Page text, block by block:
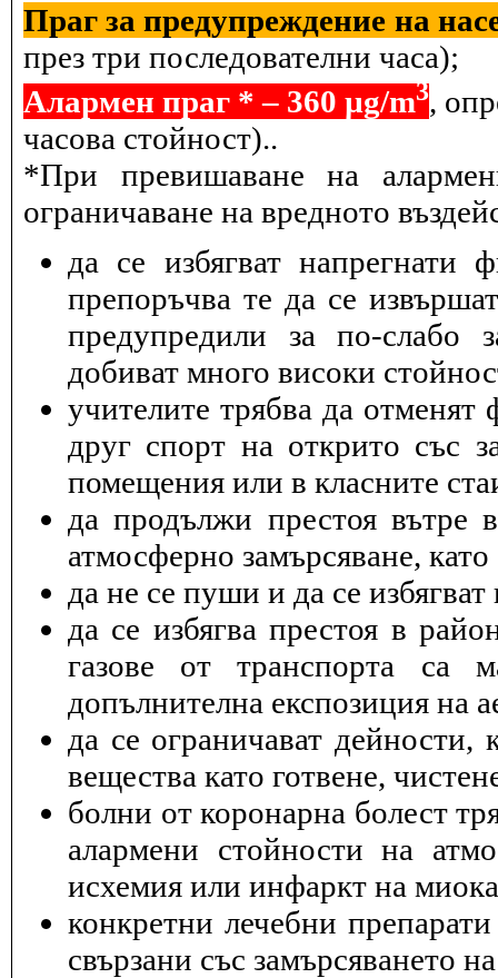
Праг за предупреждение на
през три последователни часа);
Алармен праг * – 360 µg/m3,
часова стойност)..
*При превишаване на
ограничаване на вредното
да се избягват напрегнати
препоръчва те да се
предупредили за по-слабо
добиват много високи
учителите трябва да отменят
друг спорт на открито със
помещения или в класните
да продължи престоя вътре
атмосферно замърсяване,
да не се пуши и да се
да се избягва престоя в
газове от транспорта са
допълнителна експозиция на
да се ограничават
вещества като готвене,
болни от коронарна болест
алармени стойности на
исхемия или инфаркт на
конкретни лечебни
свързани със замърсяването